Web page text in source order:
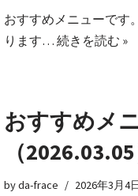
おすすめメニューで
ります… 続きを読む »
おすすめメ
（
byda-frace 2026年3月4